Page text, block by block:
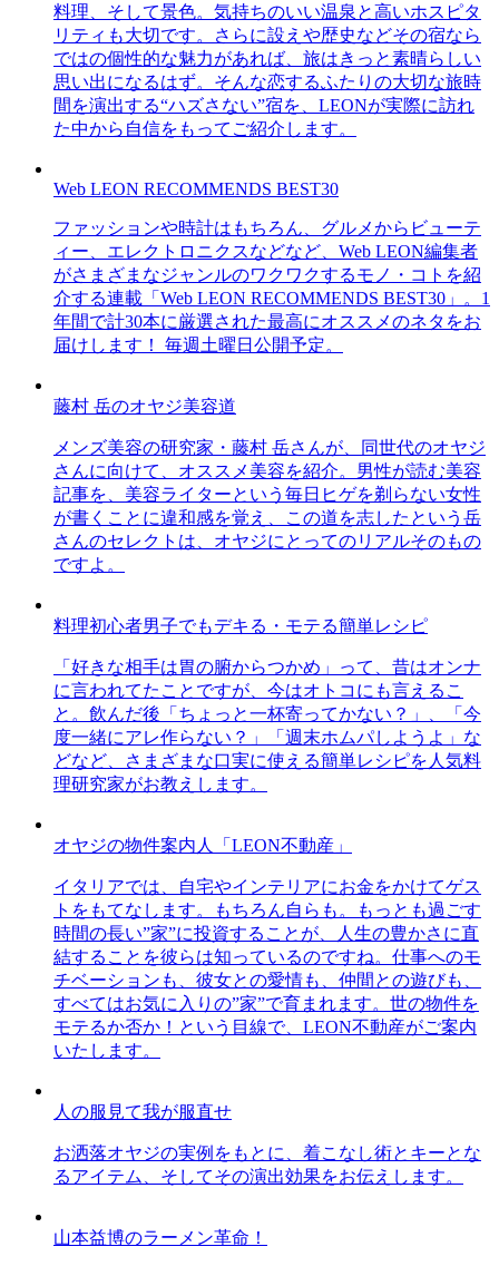
料理、そして景色。気持ちのいい温泉と高いホスピタ
リティも大切です。さらに設えや歴史などその宿なら
ではの個性的な魅力があれば、旅はきっと素晴らしい
思い出になるはず。そんな恋するふたりの大切な旅時
間を演出する“ハズさない”宿を、LEONが実際に訪れ
た中から自信をもってご紹介します。
Web LEON RECOMMENDS BEST30
ファッションや時計はもちろん、グルメからビューテ
ィー、エレクトロニクスなどなど、Web LEON編集者
がさまざまなジャンルのワクワクするモノ・コトを紹
介する連載「Web LEON RECOMMENDS BEST30」。1
年間で計30本に厳選された最高にオススメのネタをお
届けします！ 毎週土曜日公開予定。
藤村 岳のオヤジ美容道
メンズ美容の研究家・藤村 岳さんが、同世代のオヤジ
さんに向けて、オススメ美容を紹介。男性が読む美容
記事を、美容ライターという毎日ヒゲを剃らない女性
が書くことに違和感を覚え、この道を志したという岳
さんのセレクトは、オヤジにとってのリアルそのもの
ですよ。
料理初心者男子でもデキる・モテる簡単レシピ
「好きな相手は胃の腑からつかめ」って、昔はオンナ
に言われてたことですが、今はオトコにも言えるこ
と。飲んだ後「ちょっと一杯寄ってかない？」、「今
度一緒にアレ作らない？」「週末ホムパしようよ」な
どなど、さまざまな口実に使える簡単レシピを人気料
理研究家がお教えします。
オヤジの物件案内人「LEON不動産」
イタリアでは、自宅やインテリアにお金をかけてゲス
トをもてなします。もちろん自らも。もっとも過ごす
時間の長い”家”に投資することが、人生の豊かさに直
結することを彼らは知っているのですね。仕事へのモ
チベーションも、彼女との愛情も、仲間との遊びも、
すべてはお気に入りの”家”で育まれます。世の物件を
モテるか否か！という目線で、LEON不動産がご案内
いたします。
人の服見て我が服直せ
お洒落オヤジの実例をもとに、着こなし術とキーとな
るアイテム、そしてその演出効果をお伝えします。
山本益博のラーメン革命！